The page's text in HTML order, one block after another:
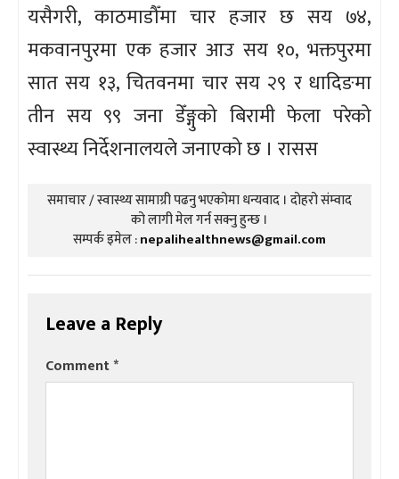
यसैगरी, काठमाडौँमा चार हजार छ सय ७४,
मकवानपुरमा एक हजार आउ सय १०, भक्तपुरमा
सात सय १३, चितवनमा चार सय २९ र धादिङमा
तीन सय ९९ जना डेँङ्गुको बिरामी फेला परेको
स्वास्थ्य निर्देशनालयले जनाएको छ । रासस
समाचार / स्वास्थ्य सामाग्री पढनु भएकोमा धन्यवाद । दोहरो संम्वाद
को लागी मेल गर्न सक्नु हुन्छ ।
सम्पर्क इमेल :nepalihealthnews@gmail.com
Leave a Reply
Comment*